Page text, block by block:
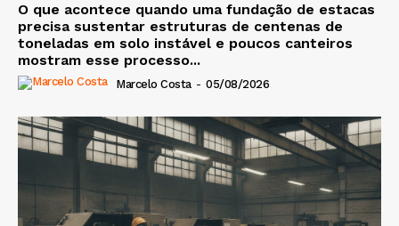
O que acontece quando uma fundação de estacas
precisa sustentar estruturas de centenas de
toneladas em solo instável e poucos canteiros
mostram esse processo...
Marcelo Costa - 05/08/2026